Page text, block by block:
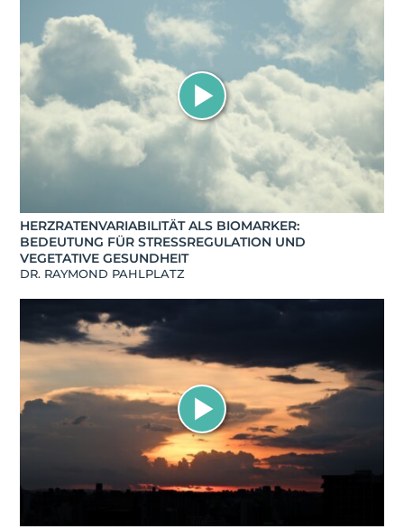
HERZRATENVARIABILITÄT ALS BIOMARKER:
BEDEUTUNG FÜR STRESSREGULATION UND
VEGETATIVE GESUNDHEIT
DR. RAYMOND PAHLPLATZ